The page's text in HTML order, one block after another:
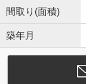
間取り(面積)
築年月